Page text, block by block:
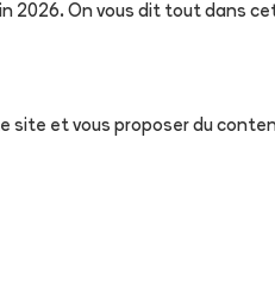
2026. On vous dit tout dans
site et vous proposer du